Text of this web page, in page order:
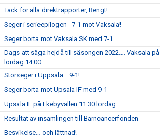
Tack för alla direktrapporter, Bengt!
Seger i serieepilogen - 7-1 mot Vaksala!
Seger borta mot Vaksala SK med 7-1
Dags att säga hejdå till säsongen 2022…. Vaksala på
lördag 14.00
Storseger i Uppsala… 9-1!
Seger borta mot Upsala IF med 9-1
Upsala IF på Ekebyvallen 11.30 lördag
Resultat av insamlingen till Barncancerfonden
Besvikelse… och lättnad!